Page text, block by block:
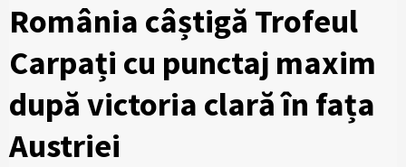
România câștigă Trofeul
Carpați cu punctaj maxim
după victoria clară în fața
Austriei